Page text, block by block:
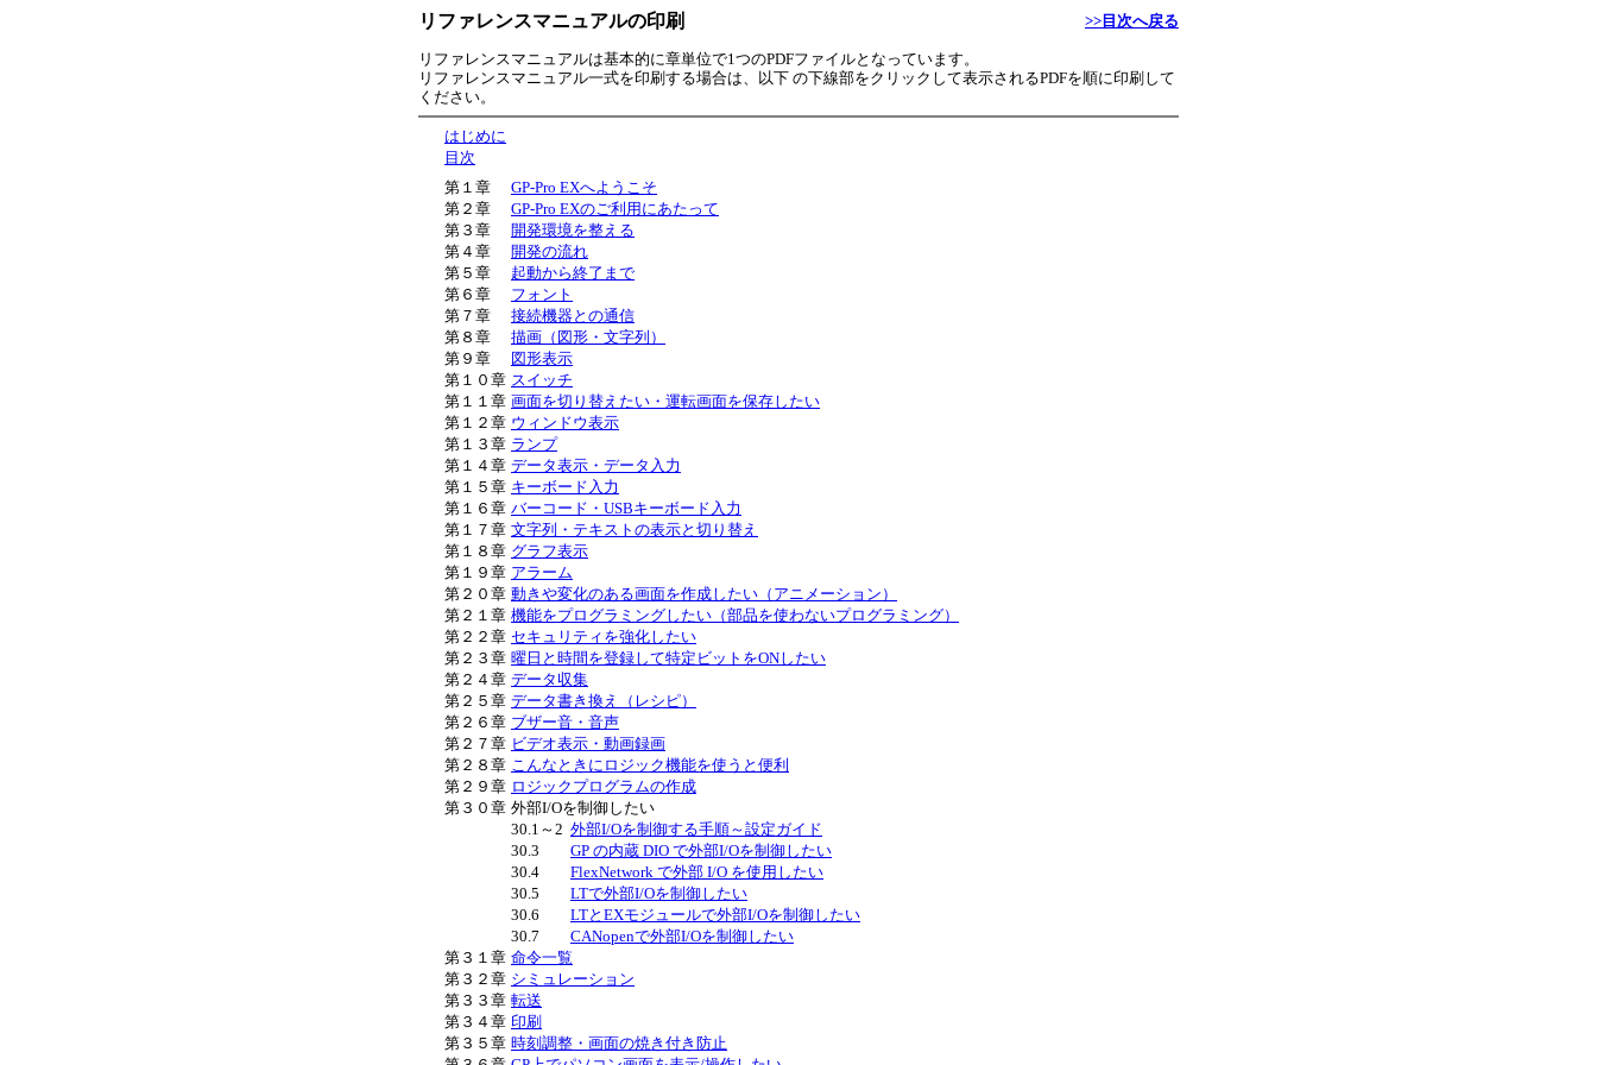
リファレンスマニュアルの印刷 >>目次へ戻る
リファレンスマニュアルは基本的に章単位で1つのPDFファイルとなっています。
リファレンスマニュアル一式を印刷する場合は、以下 の下線部をクリックして表示されるPDFを順に印刷して
ください。
はじめに
目次
第１章
GP-Pro EXへようこそ
第２章
GP-Pro EXのご利用にあたって
第３章
開発環境を整える
第４章
開発の流れ
第５章
起動から終了まで
第６章
フォント
第７章
接続機器との通信
第８章
描画（図形・文字列）
第９章
図形表示
第１０章 スイッチ
第１１章 画面を切り替えたい・運転画面を保存したい
第１２章 ウィンドウ表示
第１３章 ランプ
第１４章 データ表示・データ入力
第１５章 キーボード入力
第１６章 バーコード・USBキーボード入力
第１７章 文字列・テキストの表示と切り替え
第１８章 グラフ表示
第１９章 アラーム
第２０章 動きや変化のある画面を作成したい（アニメーション）
第２１章 機能をプログラミングしたい（部品を使わないプログラミング）
第２２章 セキュリティを強化したい
第２３章 曜日と時間を登録して特定ビットをONしたい
第２４章 データ収集
第２５章 データ書き換え（レシピ）
第２６章 ブザー音・音声
第２７章 ビデオ表示・動画録画
第２８章 こんなときにロジック機能を使うと便利
第２９章 ロジックプログラムの作成
第３０章 外部I/Oを制御したい
30.1～2 外部I/Oを制御する手順～設定ガイド
30.3
GP の内蔵 DIO で外部I/Oを制御したい
30.4
FlexNetwork で外部 I/O を使用したい
30.5
LTで外部I/Oを制御したい
30.6
LTとEXモジュールで外部I/Oを制御したい
30.7
CANopenで外部I/Oを制御したい
第３１章 命令一覧
第３２章 シミュレーション
第３３章 転送
第３４章 印刷
第３５章 時刻調整・画面の焼き付き防止